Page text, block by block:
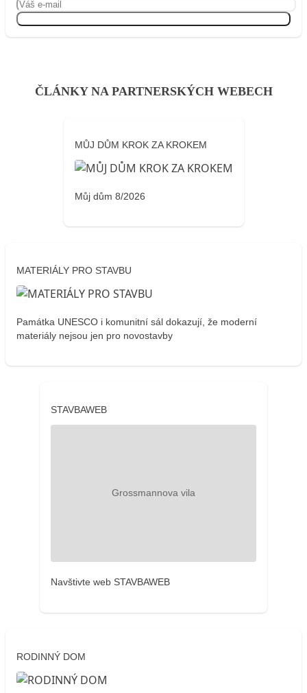
ČLÁNKY NA PARTNERSKÝCH WEBECH
MŮJ DŮM KROK ZA KROKEM
Můj dům 8/2026
MATERIÁLY PRO STAVBU
Památka UNESCO i komunitní sál dokazují, že moderní
materiály nejsou jen pro novostavby
STAVBAWEB
Navštivte web STAVBAWEB
RODINNÝ DOM